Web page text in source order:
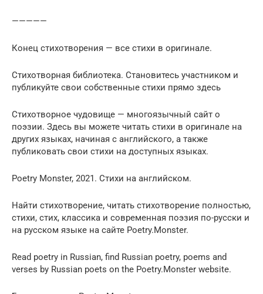
—————
Конец стихотворения — все стихи в оригинале.
Стихотворная библиотека. Становитесь участником и
публикуйте свои собственные стихи прямо здесь
Стихотворное чудовище — многоязычный сайт о
поэзии. Здесь вы можете читать стихи в оригинале на
других языках, начиная с английского, а также
публиковать свои стихи на доступных языках.
Poetry Monster, 2021. Стихи на английском.
Найти стихотворение, читать стихотворение полностью,
стихи, стих, классика и современная поэзия по-русски и
на русском языке на сайте Poetry.Monster.
Read poetry in Russian, find Russian poetry, poems and
verses by Russian poets on the Poetry.Monster website.